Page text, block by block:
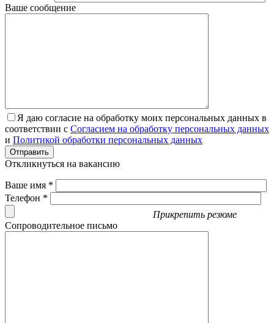
Ваше сообщение
Я даю согласие на обработку моих персональных данных в
соответствии с Согласием на обработку персональных данных
и Политикой обработки персональных данных
Отправить
Откликнуться на вакансию
Ваше имя *
Телефон *
Прикрепить резюме
Сопроводительное письмо